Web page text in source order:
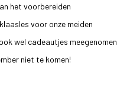
het voorbereiden
voor onze meiden
wel cadeautjes meegenomen
niet te komen!